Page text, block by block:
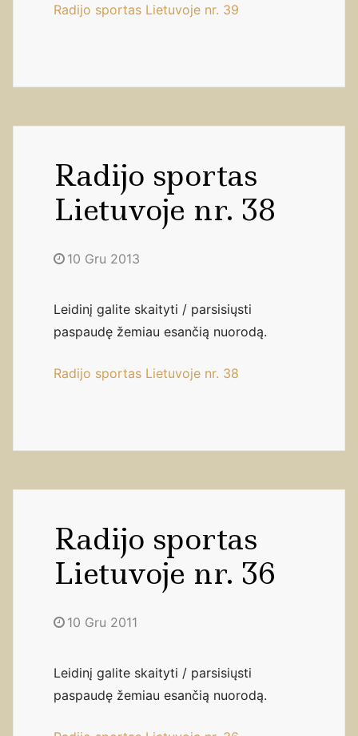
Radijo sportas Lietuvoje nr. 39
Radijo sportas
Lietuvoje nr. 38
10 Gru 2013
Leidinį galite skaityti / parsisiųsti
paspaudę žemiau esančią nuorodą.
Radijo sportas Lietuvoje nr. 38
Radijo sportas
Lietuvoje nr. 36
10 Gru 2011
Leidinį galite skaityti / parsisiųsti
paspaudę žemiau esančią nuorodą.